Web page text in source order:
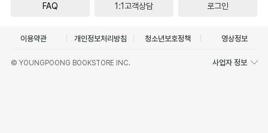
FAQ 1:1고객상담 로그인
이용약관 개인정보처리방침 청소년보호정책 영상정보
© YOUNGPOONG BOOKSTORE INC. 사업자 정보